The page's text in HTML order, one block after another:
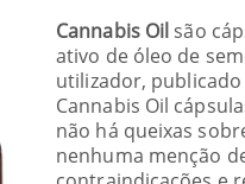
Cannabis Oil são
ativo de óleo de
utilizador,
Cannabis Oil
não há queixas
nenhuma menção